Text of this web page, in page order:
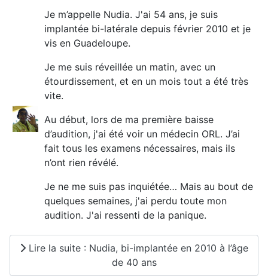
Je m’appelle Nudia. J'ai 54 ans, je suis
implantée bi-latérale depuis février 2010 et je
vis en Guadeloupe.
Je me suis réveillée un matin, avec un
étourdissement, et en un mois tout a été très
vite.
Au début, lors de ma première baisse
d’audition, j'ai été voir un médecin ORL. J’ai
fait tous les examens nécessaires, mais ils
n’ont rien révélé.
Je ne me suis pas inquiétée… Mais au bout de
quelques semaines, j'ai perdu toute mon
audition. J'ai ressenti de la panique.
Lire la suite : Nudia, bi-implantée en 2010 à l’âge
de 40 ans